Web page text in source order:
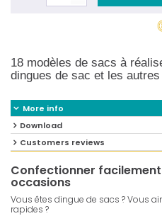
18 modèles de sacs à
dingues de sac et les autres
More info
Download
Customers reviews
Confectionner
occasions
Vous êtes dingue de sacs ? Vous
rapides ?